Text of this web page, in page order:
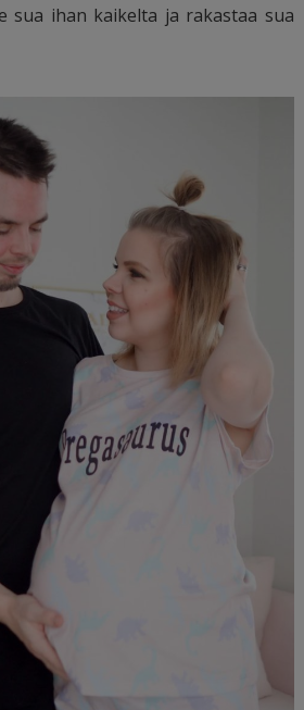
sua ihan kaikelta ja rakastaa sua